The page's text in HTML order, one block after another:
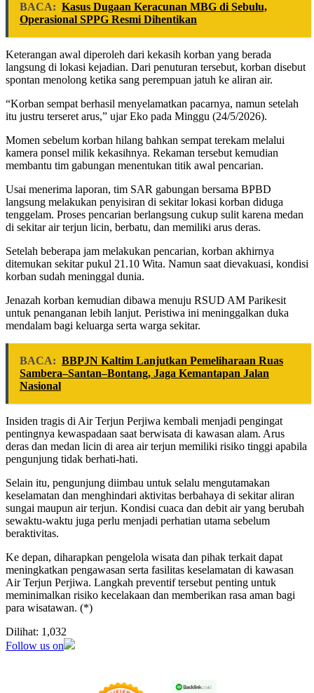
BACA: Kasus Dugaan Keracunan MBG di Sebulu,
Operasional SPPG Resmi Dihentikan
Keterangan awal diperoleh dari kekasih korban yang berada
langsung di lokasi kejadian. Dari penuturan tersebut, korban disebut
spontan menolong ketika sang perempuan jatuh ke aliran air.
“Korban sempat berhasil menyelamatkan pacarnya, namun setelah
itu justru terseret arus,” ujar Eko pada Minggu (24/5/2026).
Momen sebelum korban hilang bahkan sempat terekam melalui
kamera ponsel milik kekasihnya. Rekaman tersebut kemudian
membantu tim gabungan menentukan titik awal pencarian.
Usai menerima laporan, tim SAR gabungan bersama BPBD
langsung melakukan penyisiran di sekitar lokasi korban diduga
tenggelam. Proses pencarian berlangsung cukup sulit karena medan
di sekitar air terjun licin, berbatu, dan memiliki arus deras.
Setelah beberapa jam melakukan pencarian, korban akhirnya
ditemukan sekitar pukul 21.10 Wita. Namun saat dievakuasi, kondisi
korban sudah meninggal dunia.
Jenazah korban kemudian dibawa menuju RSUD AM Parikesit
untuk penanganan lebih lanjut. Peristiwa ini meninggalkan duka
mendalam bagi keluarga serta warga sekitar.
BACA: BBPJN Kaltim Lanjutkan Pemeliharaan Ruas
Sambera–Santan–Bontang, Jaga Kemantapan Jalan
Nasional
Insiden tragis di Air Terjun Perjiwa kembali menjadi pengingat
pentingnya kewaspadaan saat berwisata di kawasan alam. Arus
deras dan medan licin di area air terjun memiliki risiko tinggi apabila
pengunjung tidak berhati-hati.
Selain itu, pengunjung diimbau untuk selalu mengutamakan
keselamatan dan menghindari aktivitas berbahaya di sekitar aliran
sungai maupun air terjun. Kondisi cuaca dan debit air yang berubah
sewaktu-waktu juga perlu menjadi perhatian utama sebelum
beraktivitas.
Ke depan, diharapkan pengelola wisata dan pihak terkait dapat
meningkatkan pengawasan serta fasilitas keselamatan di kawasan
Air Terjun Perjiwa. Langkah preventif tersebut penting untuk
meminimalkan risiko kecelakaan dan memberikan rasa aman bagi
para wisatawan. (*)
Dilihat: 1,032
Follow us on